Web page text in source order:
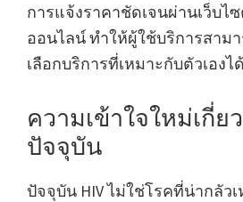
การแจ้งราคาชัดเจนผ่านเว็บไ
ออนไลน์ ทำให้ผู้ใช้บริการสาม
เลือกบริการที่เหมาะกับตัวเองไ
ความเข้าใจใหม่เกี่ย
ปัจจุบัน
ปัจจุบัน HIV ไม่ใช่โรคที่น่ากลัว